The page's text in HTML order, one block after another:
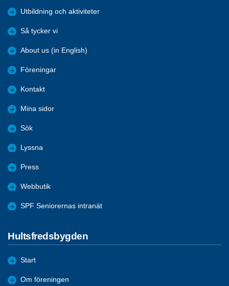
Utbildning och aktiviteter
Så tycker vi
About us (in English)
Föreningar
Kontakt
Mina sidor
Sök
Lyssna
Press
Webbutik
SPF Seniorernas intranät
Hultsfredsbygden
Start
Om föreningen